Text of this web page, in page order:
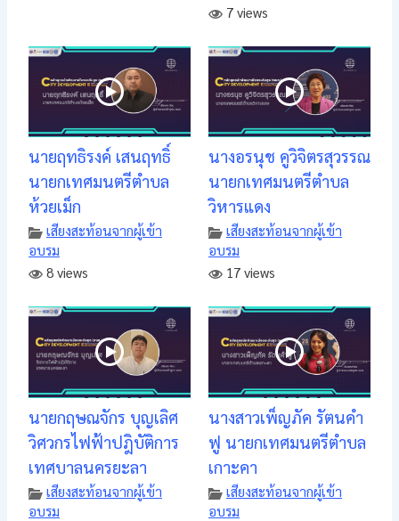
7 views
นายฤทธิรงค์ เสนฤทธิ์
นายกเทศมนตรีตำบล
ห้วยเม็ก
เสียงสะท้อนจากผู้เข้า
อบรม
8 views
นางอรนุช คูวิจิตรสุวรรณ
นายกเทศมนตรีตำบล
วิหารแดง
เสียงสะท้อนจากผู้เข้า
อบรม
17 views
นายกฤษณจักร บุญเลิศ
วิศวกรไฟฟ้าปฎิบัติการ
เทศบาลนครยะลา
เสียงสะท้อนจากผู้เข้า
อบรม
นางสาวเพ็ญภัค รัตนคำ
ฟู นายกเทศมนตรีตำบล
เกาะคา
เสียงสะท้อนจากผู้เข้า
อบรม